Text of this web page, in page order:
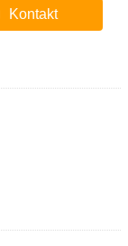
Kontakt